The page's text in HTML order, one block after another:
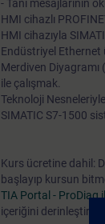
- Tanı mesajlarının
HMI cihazlı
HMI cihazıyla
Endüstriyel Ethernet
Merdiven Diyagramı
ile çalışmak.
Teknoloji
SIMATIC S7-1500
Kurs ücretine dahil:
başlayıp kursun
TIA Portal - ProDiag
içeriğini